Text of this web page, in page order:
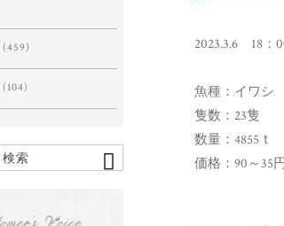
2023.3.6 18
魚種：イワシ
隻数：23隻
数量：4855ｔ
価格：90～35円
(459)
(104)